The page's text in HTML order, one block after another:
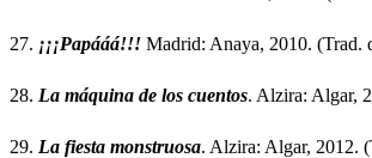
¡¡¡Papááá!!! Madrid: Anaya, 2010. (Trad.
La máquina de los cuentos. Alzira: Algar,
La fiesta monstruosa. Alzira: Algar, 2012.